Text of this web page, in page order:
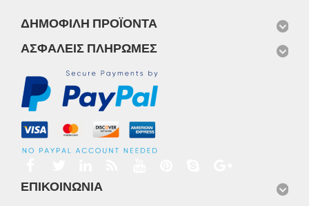
ΔΗΜΟΦΙΛΉ ΠΡΟΪΌΝΤΑ
ΑΣΦΑΛΕΊΣ ΠΛΗΡΩΜΈΣ
ΕΠΙΚΟΙΝΩΝΊΑ